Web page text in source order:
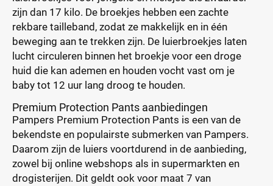
zijn dan 17 kilo. De broekjes hebben een zachte
rekbare tailleband, zodat ze makkelijk en in één
beweging aan te trekken zijn. De luierbroekjes laten
lucht circuleren binnen het broekje voor een droge
huid die kan ademen en houden vocht vast om je
baby tot 12 uur lang droog te houden.
Premium Protection Pants aanbiedingen
Pampers Premium Protection Pants is een van de
bekendste en populairste submerken van Pampers.
Daarom zijn de luiers voortdurend in de aanbieding,
zowel bij online webshops als in supermarkten en
drogisterijen. Dit geldt ook voor maat 7 van